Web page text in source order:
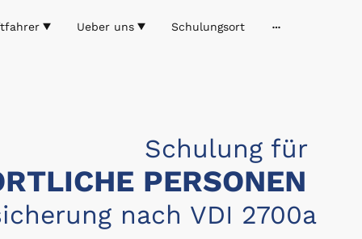
Ueber uns Schulungsort
Schulung für
PERSONEN
nach VDI 2700a